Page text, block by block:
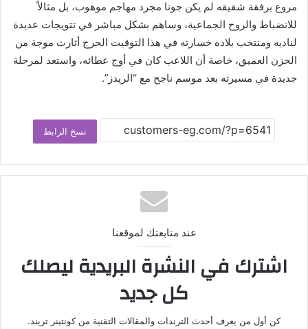
مروع برفقة شقيقه لم يكن جوتا مجرد مهاجم موهوب، بل مثالاً
للانضباط والروح الجماعية، وساهم بشكل مباشر في تتويجات عديدة
لناديه ومنتخب بلاده خسارته في هذا التوقيت الحرج أثارت موجة من
الحزن العميق، خاصة أن اللاعب كان في أوج عطائه، واستعد لمرحلة
جديدة في مسيرته بعد موسم ناجح مع “الريدز”.
نسخ الرابط
عند متابعتك لموقعنا
اشترك في النشرة البريدية ليصلك
كل جديد
كن أول من يعرف أحدث الترندات والمقالات التقنية من كونتينر تريند.